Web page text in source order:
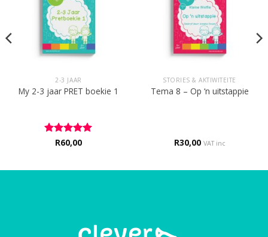
2-3 JAAR
My 2-3 jaar PRET boekie 1
Rated 5
R60,00
STORIES & AKTIWITEITE
Tema 8 – Op ‘n uitstappie
R30,00 VAT inc